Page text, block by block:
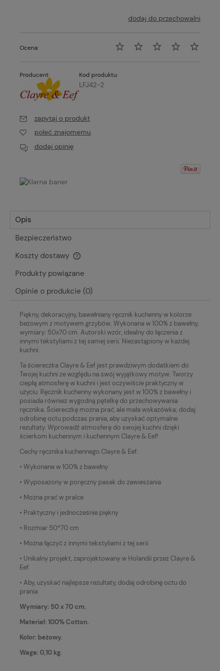
dodaj do przechowalni
Ocena:
Producent: Kod produktu:
LFJ42-2
zapytaj o produkt
poleć znajomemu
dodaj opinię
Opis
Bezpieczeństwo
Koszty dostawy
Cena nie zawiera ewentualnych kosztów płatności
Produkty powiązane
Opinie o produkcie (0)
Piękny, dekoracyjny, bawełniany ręcznik kuchenny w kolorze
beżowym z motywem grzybów. Wykonana w 100% z bawełny,
wymiary: 50x70 cm. Autorski wzór, idealny do łączenia z
innymi tekstyliami z tej samej serii. Niezastąpiony w każdej
kuchni.
Ta ściereczka Clayre & Eef jest prawdziwym dodatkiem do
Twojej kuchni ze względu na swój wyjątkowy motyw. Tworzy
ciepłą atmosferę w kuchni i jest oczywiście praktyczny w
użyciu. Ręcznik kuchenny wykonany jest w 100% z bawełny i
posiada również wygodną pętelkę do przechowywania
ręcznika. Ściereczkę można prać, ale mała wskazówka; dodaj
odrobinę octu podczas prania, aby uzyskać optymalne
rezultaty. Wprowadź atmosferę do swojej kuchni dzięki
ścierkom kuchennym i kuchennym Clayre & Eef!
Cechy ręcznika kuchennego Clayre & Eef:
• Wykonane w 100% z bawełny
• Wyposażony w poręczny pasek do zawieszania
• Można prać w pralce
• Praktyczny i jednocześnie piękny
• Rozmiar 50*70 cm
• Można łączyć z innymi tekstyliami z tej serii
• Unikalny projekt, zaprojektowany w Holandii przez Clayre &
Eef
• Aby, uzyskać najlepsze rezultaty, dodaj odrobinę octu do
prania
Wymiary: 50 x 70 cm.
Materiał: 100% Cotton.
Kolor: beżowy.
Waga: 0,10 kg.